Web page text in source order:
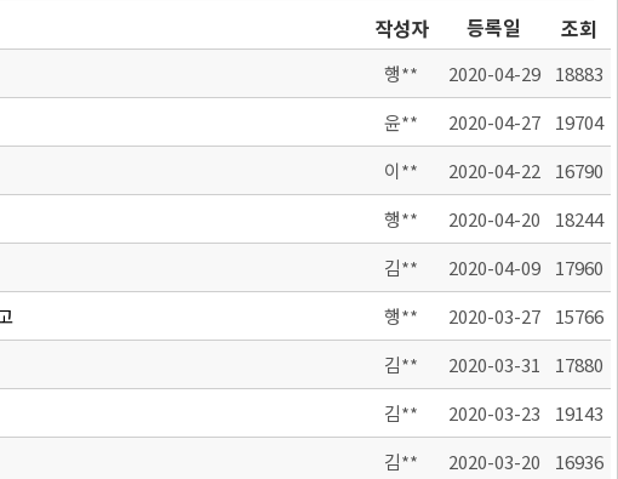
작성자 등록일 조회
행** 2020-04-29
18883
윤** 2020-04-27
19704
이** 2020-04-22
16790
행** 2020-04-20
18244
김** 2020-04-09
17960
행** 2020-03-27
15766
김** 2020-03-31
17880
김** 2020-03-23
19143
김** 2020-03-20
16936